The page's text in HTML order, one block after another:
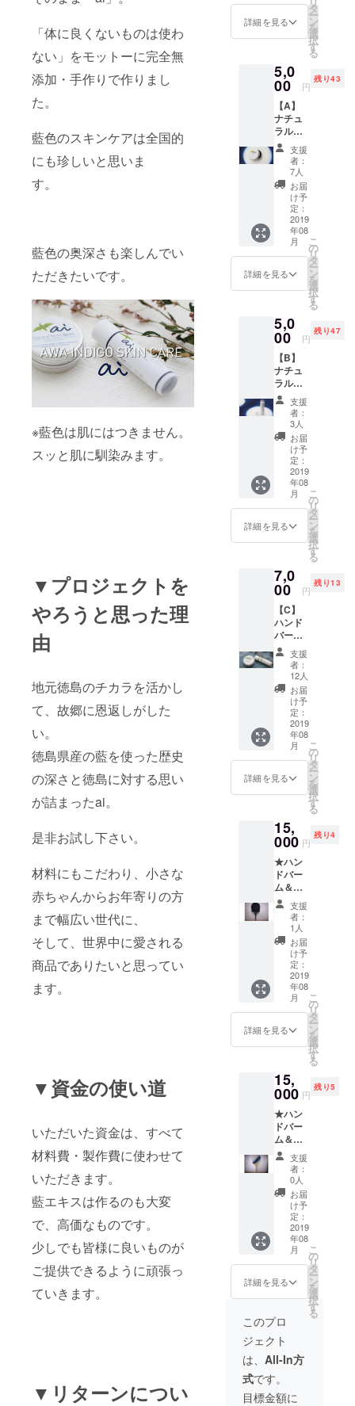
「体に良くないものは使わ
ない」をモットーに完全無
添加・手作りで作りまし
た。
藍色のスキンケアは全国的
にも珍しいと思いま
す。
藍色の奥深さも楽しんでい
ただきたいです。
※藍色は肌にはつきません。
スッと肌に馴染みます。
▼プロジェクトを
やろうと思った理
由
地元徳島のチカラを活かし
て、故郷に恩返しがした
い。
徳島県産の藍を使った歴史
の深さと徳島に対する思い
が詰まったai。
是非お試し下さい。
材料にもこだわり、小さな
赤ちゃんからお年寄りの方
まで幅広い世代に、
そして、世界中に愛される
商品でありたいと思ってい
ます。
▼資金の使い道
いただいた資金は、すべて
材料費・製作費に使わせて
いただきます。
藍エキスは作るのも大変
で、高価なものです。
少しでも皆様に良いものが
ご提供できるように頑張っ
ていきます。
▼リターンについ
詳細を見る
タ
ー
ン
を
選
択
す
る
5,0
00 円
残り43
【A】
ナチュ
ラルハ
ンド
バーム
とお礼
のメッ
セージ
ーーー
ーー ナ
チュラ
ルハン
ドバー
ム
（10g）
油、ア
ンズ核
油、ミ
ツロ
ウ、香
料（天
然エッ
セン
シャル
オイ
ル：た
そがれ
ブレン
1%）、
アイエ
キス ＜
支援
者：
7人
お届
け予
定：
2019
年08
月
詳細を見る
こ
の
リ
タ
ー
ン
を
選
択
す
る
5,0
00 円
残り47
【B】
ナチュ
ラルポ
イント
バーム
とお礼
のメッ
セージ
ーーー
ーー ナ
チュラ
ルポイ
ント
バーム
（4g）
油、ア
ンズ核
油、ミ
ツロ
ウ、シ
ア脂、
ヨー
ロッパ
キイチ
ゴ種子
油、ア
ボカド
油、ア
イエキ
料 ＜使
用期限
支援
者：
3人
お届
け予
定：
2019
年08
月
詳細を見る
こ
の
リ
タ
ー
ン
を
選
択
す
る
7,0
00 円
残り13
【C】
ハンド
バーム
＆ポイ
ント
バーム
setとお
礼の
メッ
セージ
ーーー
ーー ～
ハンド
バーム
＆ポイ
set内容
～ ★ナ
チュラ
ルポイ
ント
バーム
（4g）
ｘ1個
ホホバ
種子
油、ア
ンズ核
油、ミ
ツロ
ウ、シ
ア脂、
ヨー
油、ア
ボカド
イエキ
ス 無香
料 ＜使
用期限
＞ 1年
チュラ
ルハン
ドバー
（10g）
ｘ1個
ホホバ
種子
油、ミ
ウ、香
料（天
セン
シャル
支援
者：
12人
お届
け予
定：
2019
年08
月
詳細を見る
こ
の
リ
タ
ー
ン
を
選
択
す
る
15,
000 円
残り4
★ハン
ドバー
ム＆ポ
イント
バーム
set ★藍
染の丸
亀うち
（柄：
藍染）
※うちわ
は、完
全手作
りの
メージ
とな
り、柄
等はお
任せに
なりま
す。 ★
お礼の
メッ
セージ
ーーー
ーー ～
ハンド
バーム
＆ポイ
ント
バーム
チュラ
ント
バーム
（4g）
ｘ1個
ホホバ
支援
者：
1人
お届
け予
定：
2019
年08
月
詳細を見る
こ
の
リ
タ
ー
ン
を
選
択
す
る
15,
000 円
残り5
★ハン
ドバー
ム＆ポ
イント
バーム
set ★藍
染の丸
亀うち
（柄：
藍染な
し） ※
うちわ
は、完
全手作
為、写
真はイ
メージ
とな
り、柄
等はお
任せに
支援
者：
0人
お届
け予
定：
2019
年08
月
詳細を見る
こ
の
リ
タ
ー
ン
を
選
択
す
る
このプロ
ジェクト
は、 All-In方
式です。
目標金額に